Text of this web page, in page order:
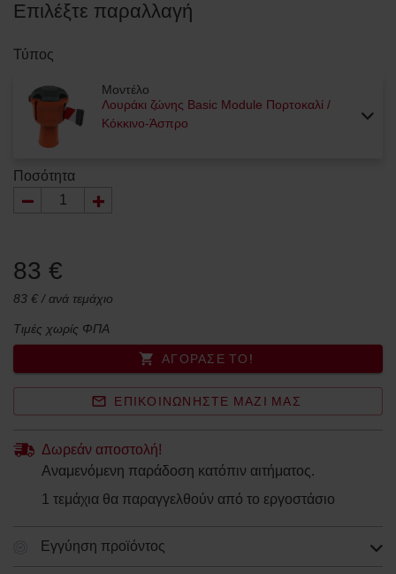
Επιλέξτε παραλλαγή
Τύπος
Μοντέλο
Λουράκι ζώνης Basic Module Πορτοκαλί /
Κόκκινο-Άσπρο
Ποσότητα
83 €
83 € / ανά τεμάχιο
Τιμές χωρίς ΦΠΑ
ΑΓΌΡΑΣΈ ΤΟ!
ΕΠΙΚΟΙΝΩΝΉΣΤΕ ΜΑΖΊ ΜΑΣ
Δωρεάν αποστολή!
Αναμενόμενη παράδοση κατόπιν αιτήματος.
1 τεμάχια θα παραγγελθούν από το εργοστάσιο
Εγγύηση προϊόντος